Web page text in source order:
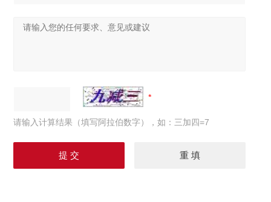
请输入计算结果（填写阿拉伯数字），如：三加四=7